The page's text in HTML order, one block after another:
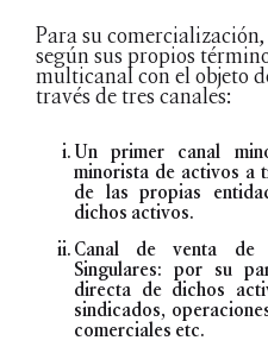
Para su
según sus propios
multicanal con el objeto
través de tres canales:
Un primer canal
minorista de activos a
de las propias
dichos activos.
Canal de venta de
Singulares: por su
directa de dichos
sindicados,
comerciales etc.